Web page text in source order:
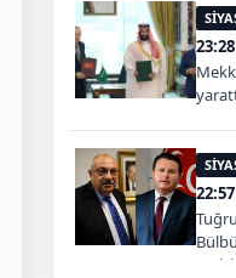
23:28
22:57
verici”